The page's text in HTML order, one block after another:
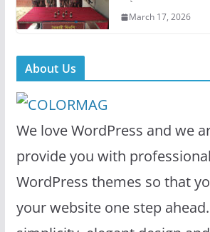
March 17, 2026
About Us
We love WordPress and we
provide you with
WordPress themes so that
your website one step